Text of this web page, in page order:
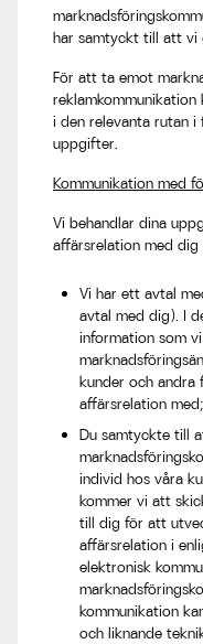
har samtyckt till att vi
För att ta emot
i den relevanta rutan
uppgifter.
Kommunikation med
Vi behandlar dina
affärsrelation med
Vi har ett avtal
avtal med dig). I
information som
kunder och andra
affärsrelation
Du samtyckte till
individ hos våra
kommer vi att
till dig för att
affärsrelation i
elektronisk
kommunikation
och liknande